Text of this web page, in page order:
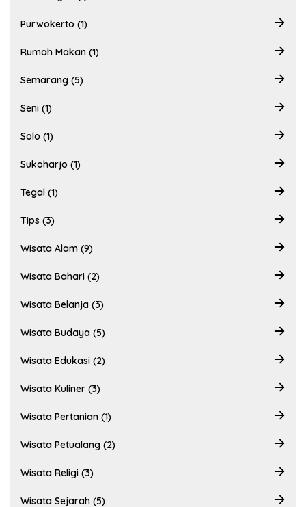
Purwokerto (1)
Rumah Makan (1)
Semarang (5)
Seni (1)
Solo (1)
Sukoharjo (1)
Tegal (1)
Tips (3)
Wisata Alam (9)
Wisata Bahari (2)
Wisata Belanja (3)
Wisata Budaya (5)
Wisata Edukasi (2)
Wisata Kuliner (3)
Wisata Pertanian (1)
Wisata Petualang (2)
Wisata Religi (3)
Wisata Sejarah (5)